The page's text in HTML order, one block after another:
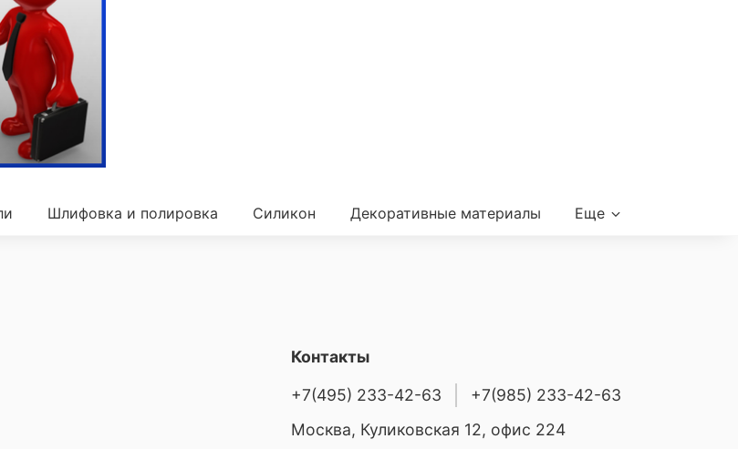
Шлифовка и полировка Силикон Декоративные материалы Еще
Контакты
+7(495) 233-42-63
+7(985) 233-42-63
Москва, Куликовская 12, офис 224